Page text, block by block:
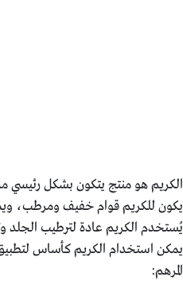
الكريم هو منتج يتكون بشكل رئيسي
يكون للكريم قوام خفيف ومرطب،
يُستخدم الكريم عادة لترطيب الجلد
يمكن استخدام الكريم كأساس
المرهم: